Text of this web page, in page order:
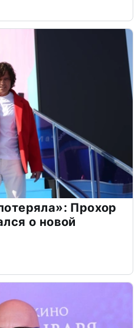
Прохор
о новой